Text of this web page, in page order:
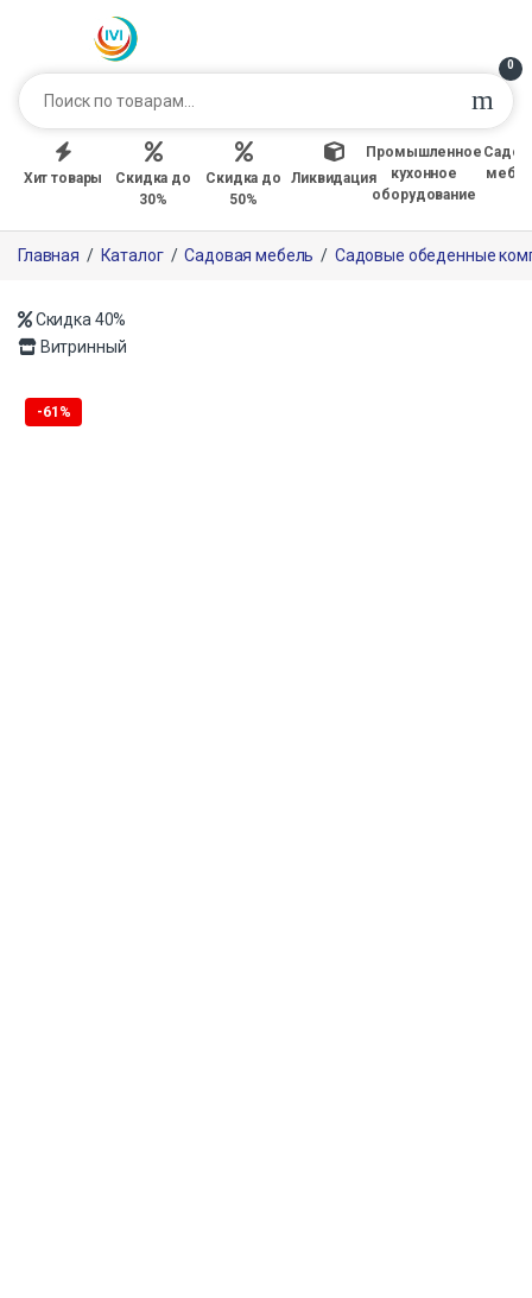
0
Хит товары
Скидка до
30%
Скидка до
50%
Ликвидация
Промышленное
кухонное
оборудование
Главная / Каталог / Садовая мебель / Садовые обеденные
Скидка 40%
Витринный
-61%